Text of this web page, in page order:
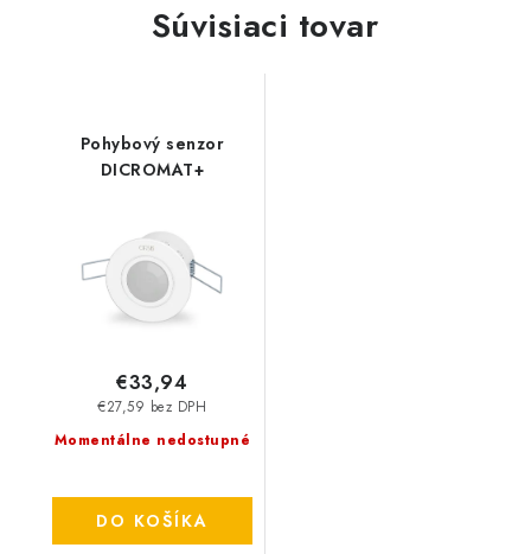
Súvisiaci tovar
Pohybový senzor
DICROMAT+
Momentálne nedostupné
€27,59 bez DPH
€33,94
DO KOŠÍKA